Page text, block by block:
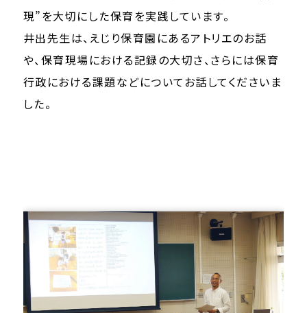
現”を大切にした保育を実践しています。
井出先生は、えじり保育園にあるアトリエのお話
や、保育現場における記録の大切さ、さらには保育
行政における課題などについてお話してくださいま
した。